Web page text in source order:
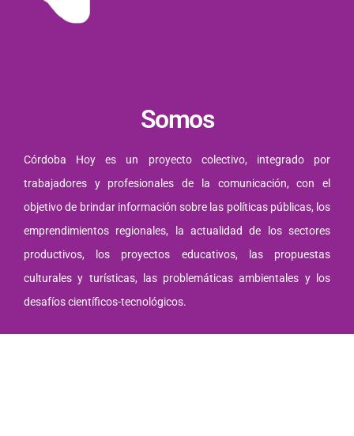
Somos
Córdoba Hoy es un proyecto colectivo, integrado por
trabajadores y profesionales de la comunicación, con el
objetivo de brindar información sobre las políticas públicas, los
emprendimientos regionales, la actualidad de los sectores
productivos, los proyectos educativos, las propuestas
culturales y turísticas, las problemáticas ambientales y los
desafíos científicos-tecnológicos.